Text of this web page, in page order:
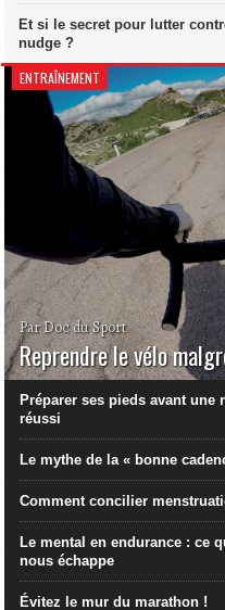
Et si le secret pour lutter
nudge ?
ENTRAÎNEMENT
Par Doc du Sport
Reprendre le vélo
Préparer ses pieds avant une
réussi
Le mythe de la « bonne
Comment concilier
Le mental en endurance : ce
nous échappe
Évitez le mur du marathon !